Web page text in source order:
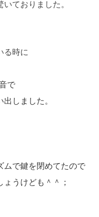
ておりました。
る時に
で
しました。
で鍵を閉めてたので
うけども＾＾；